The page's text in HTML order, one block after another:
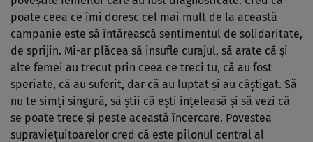
poate ceea ce îmi doresc cel mai mult de la această
campanie este să întărească sentimentul de solidaritate,
de sprijin. Mi-ar plăcea să insufle curajul, să arate că și
alte femei au trecut prin ceea ce treci tu, că au fost
speriate, că au suferit, dar că au luptat și au câștigat. Să
nu te simți singură, să știi că ești înțeleasă și să vezi că
se poate trece și peste această încercare. Povestea
supraviețuitoarelor cred că este pilonul central al